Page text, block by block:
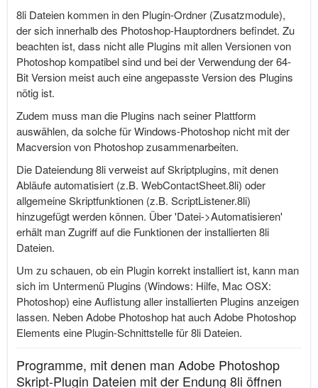
8li Dateien kommen in den Plugin-Ordner (Zusatzmodule),
der sich innerhalb des Photoshop-Hauptordners befindet. Zu
beachten ist, dass nicht alle Plugins mit allen Versionen von
Photoshop kompatibel sind und bei der Verwendung der 64-
Bit Version meist auch eine angepasste Version des Plugins
nötig ist.
Zudem muss man die Plugins nach seiner Plattform
auswählen, da solche für Windows-Photoshop nicht mit der
Macversion von Photoshop zusammenarbeiten.
Die Dateiendung 8li verweist auf Skriptplugins, mit denen
Abläufe automatisiert (z.B. WebContactSheet.8li) oder
allgemeine Skriptfunktionen (z.B. ScriptListener.8li)
hinzugefügt werden können. Über 'Datei->Automatisieren'
erhält man Zugriff auf die Funktionen der installierten 8li
Dateien.
Um zu schauen, ob ein Plugin korrekt installiert ist, kann man
sich im Untermenü Plugins (Windows: Hilfe, Mac OSX:
Photoshop) eine Auflistung aller installierten Plugins anzeigen
lassen. Neben Adobe Photoshop hat auch Adobe Photoshop
Elements eine Plugin-Schnittstelle für 8li Dateien.
Programme, mit denen man Adobe Photoshop
Skript-Plugin Dateien mit der Endung 8li öffnen